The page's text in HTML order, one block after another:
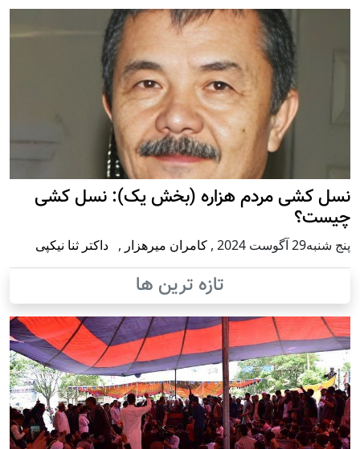
کشی مردم هزاره (بخش یک): نسل کشی
2024
,کامران میرهزار,داکتر ثنا نیکپی
تازه ترین ها